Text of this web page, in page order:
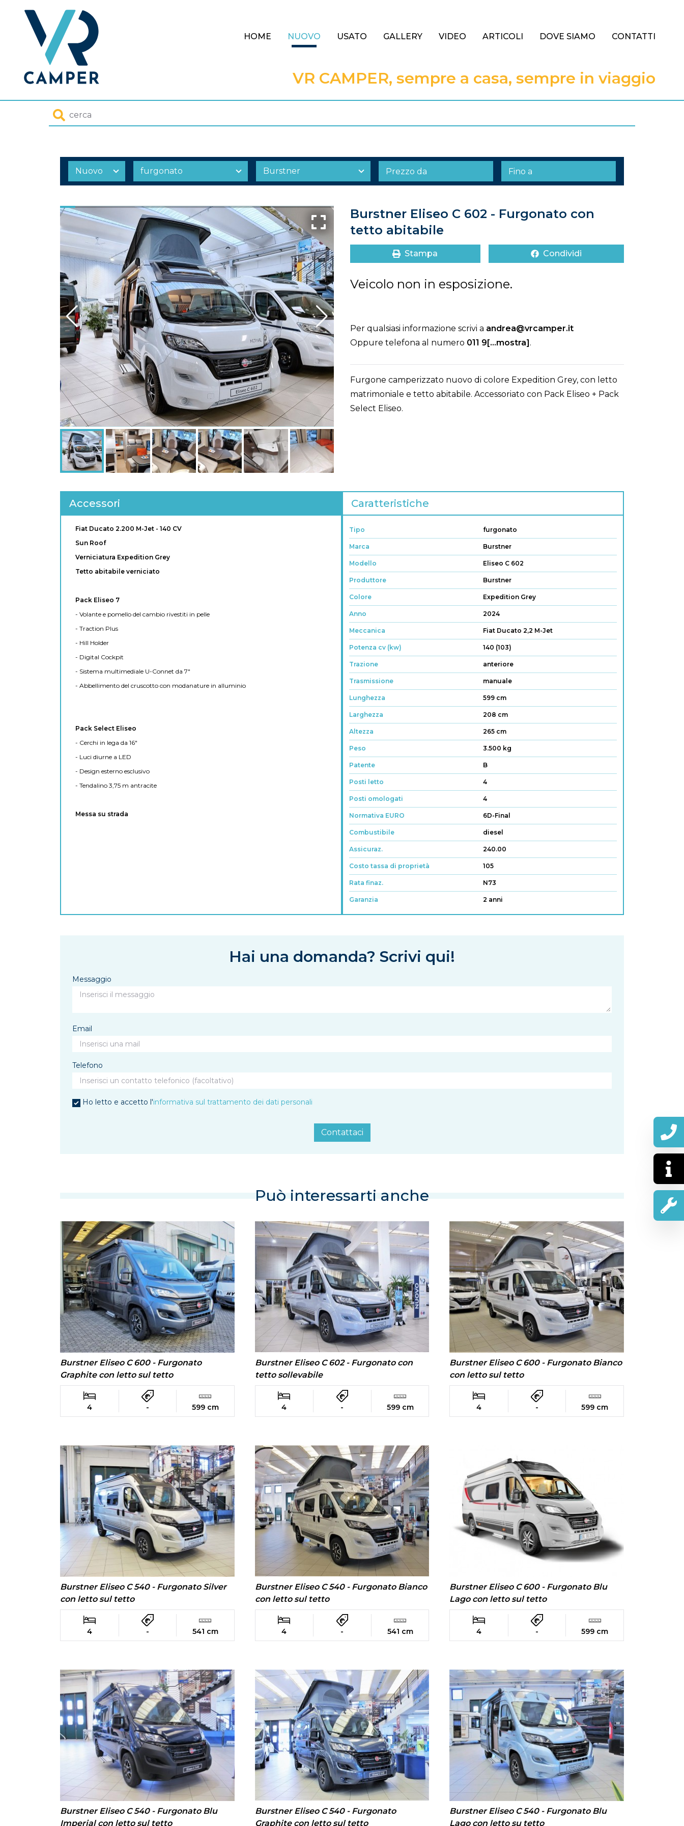
HOME NUOVO USATO GALLERY VIDEO ARTICOLI DOVE SIAMO CONTATTI
VR CAMPER, sempre a casa, sempre in viaggio
Burstner Eliseo C 602 - Furgonato con
tetto abitabile
Stampa Condividi
Veicolo non in esposizione.
Per qualsiasi informazione scrivi a andrea@vrcamper.it
Oppure telefona al numero 011 9[...mostra].
Furgone camperizzato nuovo di colore Expedition Grey, con letto
matrimoniale e tetto abitabile. Accessoriato con Pack Eliseo + Pack
Select Eliseo.
Accessori
Fiat Ducato 2.200 M-Jet - 140 CV
Sun Roof
Verniciatura Expedition Grey
Tetto abitabile verniciato
Pack Eliseo 7
- Volante e pomello del cambio rivestiti in pelle
- Traction Plus
- Hill Holder
- Digital Cockpit
- Sistema multimediale U-Connet da 7"
- Abbellimento del cruscotto con modanature in alluminio
Pack Select Eliseo
- Cerchi in lega da 16"
- Luci diurne a LED
- Design esterno esclusivo
- Tendalino 3,75 m antracite
Messa su strada
Caratteristiche
Tipo furgonato
Marca Burstner
Modello Eliseo C 602
Produttore Burstner
Colore Expedition Grey
Anno 2024
Meccanica Fiat Ducato 2,2 M-Jet
Potenza cv (kw) 140 (103)
Trazione anteriore
Trasmissione manuale
Lunghezza 599 cm
Larghezza 208 cm
Altezza 265 cm
Peso 3.500 kg
Patente B
Posti letto 4
Posti omologati 4
Normativa EURO 6D-Final
Combustibile diesel
Assicuraz. 240.00
Costo tassa di proprietà 105
Rata finaz. N73
Garanzia 2 anni
Hai una domanda? Scrivi qui!
Messaggio
Email
Telefono
Ho letto e accetto l'informativa sul trattamento dei dati personali
Contattaci
Può interessarti anche
Burstner Eliseo C 600 - Furgonato
Graphite con letto sul tetto
4 - 599 cm
Burstner Eliseo C 602 - Furgonato con
tetto sollevabile
4 - 599 cm
Burstner Eliseo C 600 - Furgonato Bianco
con letto sul tetto
4 - 599 cm
Burstner Eliseo C 540 - Furgonato Silver
con letto sul tetto
4 - 541 cm
Burstner Eliseo C 540 - Furgonato Bianco
con letto sul tetto
4 - 541 cm
Burstner Eliseo C 600 - Furgonato Blu
Lago con letto sul tetto
4 - 599 cm
Burstner Eliseo C 540 - Furgonato Blu
Imperial con letto sul tetto
Burstner Eliseo C 540 - Furgonato
Graphite con letto sul tetto
Burstner Eliseo C 540 - Furgonato Blu
Lago con letto su tetto